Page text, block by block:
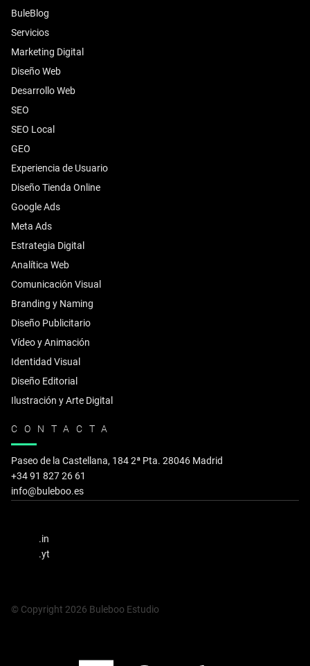
BuleBlog
Servicios
Marketing Digital
Diseño Web
Desarrollo Web
SEO
SEO Local
GEO
Experiencia de Usuario
Diseño Tienda Online
Google Ads
Meta Ads
Estrategia Digital
Analítica Web
Comunicación Visual
Branding y Naming
Diseño Publicitario
Vídeo y Animación
Identidad Visual
Diseño Editorial
Ilustración y Arte Digital
CONTACTA
Paseo de la Castellana, 184 2ª Pta. 28046 Madrid
+34 91 827 26 61
info@buleboo.es
.in
.yt
© Copyright 2026 Buleboo Estudio